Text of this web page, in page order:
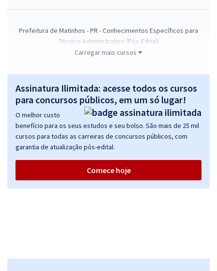
Prefeitura de Matinhos - PR - Conhecimentos Específicos para
Técnico Administrativo (Pós-Edital)
R$ 278,32à vista
Comprar
Prefeitura de Matinhos - PR - Conhecimentos Básicos para os
Cargos de Nível Superior (Pós-Edital)
à vista
22,32
Economize R$ 66,96 (-20%)
Edital)
Carregar mais cursos
Assinatura Ilimitada: acesse todos os cursos
para concursos públicos, em um só lugar!
O melhor custo
benefício para os seus estudos e seu bolso. São mais de 25 mil
cursos para todas as carreiras de concursos públicos, com
garantia de atualização pós-edital.
Comece hoje